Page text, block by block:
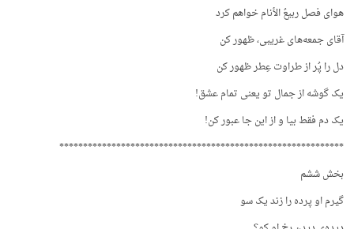
هوای فصل ربیعُ الأنام خواهم کرد
آقای جمعه‌های غریبی، ظهور کن
دل را پُر از طراوت عِطر ظهور کن
یک گوشه از جمال تو یعنی تمام عشق!
یک دم فقط بیا و از این جا عبور کن!
************************************************************
بخش ششم
گیرم او پرده را زند یک سو